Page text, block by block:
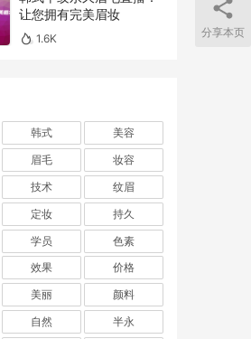
让您拥有完美眉妆
1.6K
韩式
美容
眉毛
妆容
技术
纹眉
定妆
持久
学员
色素
效果
价格
美丽
颜料
自然 半永
分享本页